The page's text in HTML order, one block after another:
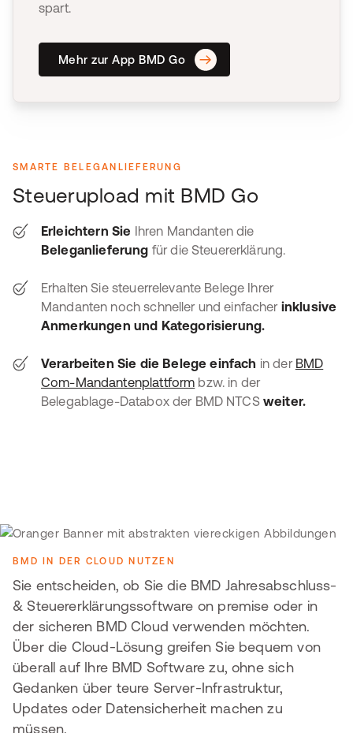
spart.
Mehr zur App BMD Go
SMARTE BELEGANLIEFERUNG
Steuerupload mit BMD Go
Erleichtern Sie Ihren Mandanten die
Beleganlieferung für die Steuererklärung.
Erhalten Sie steuerrelevante Belege Ihrer
Mandanten noch schneller und einfacher inklusive
Anmerkungen und Kategorisierung.
Verarbeiten Sie die Belege einfach in der BMD
Com-Mandantenplattform bzw. in der
Belegablage-Databox der BMD NTCS weiter.
BMD IN DER CLOUD NUTZEN
Sie entscheiden, ob Sie die BMD Jahresabschluss-
& Steuererklärungssoftware on premise oder in
der sicheren BMD Cloud verwenden möchten.
Über die Cloud-Lösung greifen Sie bequem von
überall auf Ihre BMD Software zu, ohne sich
Gedanken über teure Server-Infrastruktur,
Updates oder Datensicherheit machen zu
müssen.